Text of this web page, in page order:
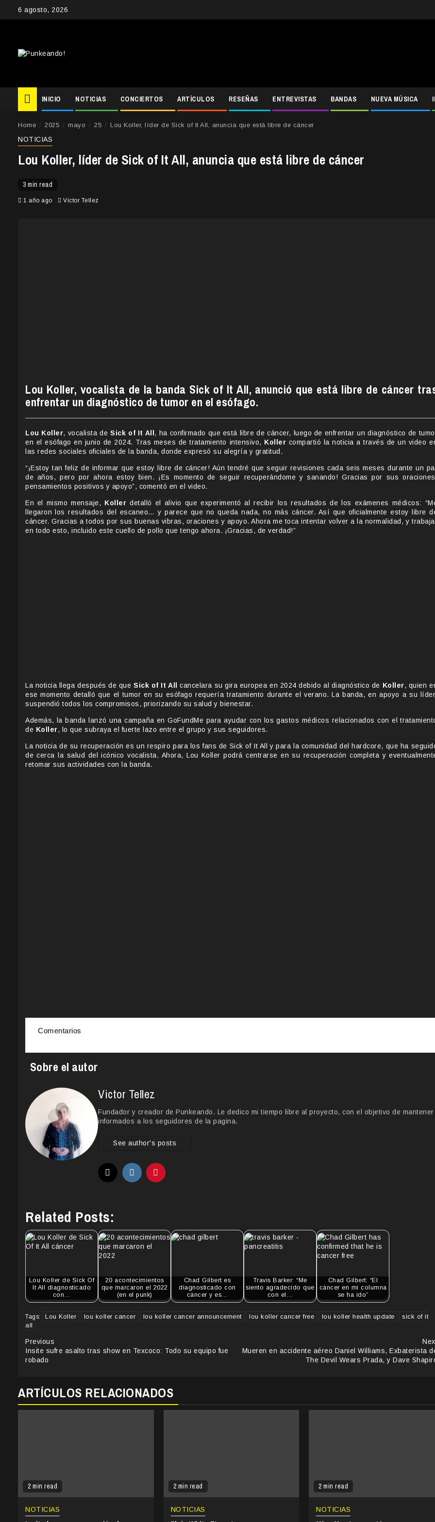
6 agosto, 2026
INICIO NOTICIAS CONCIERTOS ARTÍCULOS RESEÑAS ENTREVISTAS BANDAS NUEVA MÚSICA
Home 2025 mayo 25 Lou Koller, líder de Sick of It All, anuncia que está libre de cáncer
NOTICIAS
Lou Koller, líder de Sick of It All, anuncia que está libre de cáncer
3 min read
1 año ago Victor Tellez
Lou Koller, vocalista de la banda Sick of It All, anunció que está libre de cáncer
enfrentar un diagnóstico de tumor en el esófago.
Lou Koller, vocalista deSick of It All , ha confirmado que está libre de cáncer, luego de enfrentar un diagnóstico de
en el esófago en junio de 2024. Tras meses de tratamiento intensivo, Koller compartió la noticia a través de un video
las redes sociales oficiales de la banda, donde expresó su alegría y gratitud.
“¡Estoy tan feliz de informar que estoy libre de cáncer! Aún tendré que seguir revisiones cada seis meses durante un
de años, pero por ahora estoy bien. ¡Es momento de seguir recuperándome y sanando! Gracias por sus
pensamientos positivos y apoyo”, comentó en el video.
En el mismo mensaje, Koller detalló el alivio que experimentó al recibir los resultados de los exámenes médicos:
llegaron los resultados del escaneo… y parece que no queda nada, no más cáncer. Así que oficialmente estoy libre
cáncer. Gracias a todos por sus buenas vibras, oraciones y apoyo. Ahora me toca intentar volver a la normalidad, y
en todo esto, incluido este cuello de pollo que tengo ahora. ¡Gracias, de verdad!”
La noticia llega después de queSick of It All cancelara su gira europea en 2024 debido al diagnóstico de Koller, quien
ese momento detalló que el tumor en su esófago requería tratamiento durante el verano. La banda, en apoyo a su
suspendió todos los compromisos, priorizando su salud y bienestar.
Además, la banda lanzó una campaña en GoFundMe para ayudar con los gastos médicos relacionados con el
de Koller, lo que subraya el fuerte lazo entre el grupo y sus seguidores.
La noticia de su recuperación es un respiro para los fans de Sick of It All y para la comunidad del hardcore, que ha
de cerca la salud del icónico vocalista. Ahora, Lou Koller podrá centrarse en su recuperación completa y
retomar sus actividades con la banda.
Comentarios
Sobre el autor
Victor Tellez
Fundador y creador de Punkeando. Le dedico mi tiempo libre al proyecto, con el objetivo de mantener
informados a los seguidores de la pagina.
See author's posts
Related Posts:
Lou Koller de Sick Of
It All diagnosticado
con…
20 acontecimientos
que marcaron el 2022
(en el punk)
Chad Gilbert es
diagnosticado con
cáncer y es…
Travis Barker: “Me
siento agradecido que
con el…
Chad Gilbert: “El
cáncer en mi columna
se ha ido”
Tags: Lou Koller lou koller cancer lou koller cancer announcement lou koller cancer free lou koller health update
sick of it
all
Continue
Reading
Previous
Insite sufre asalto tras show en Texcoco: Todo su equipo fue
robado
Mueren en accidente aéreo Daniel Williams, Exbaterista
The Devil Wears Prada, y Dave
ARTÍCULOS RELACIONADOS
2 min read
NOTICIAS
2 min read
NOTICIAS
2 min read
NOTICIAS